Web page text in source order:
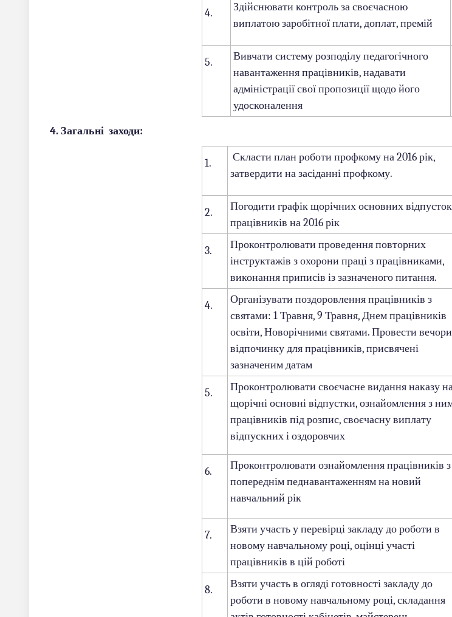
4.
Здійснювати контроль за своєчасною
виплатою заробітної плати, доплат, премій
5.
Вивчати систему розподілу педагогічного
навантаження працівників, надавати
адміністрації свої пропозиції щодо його
удосконалення
4. Загальні заходи:
1.
Скласти план роботи профкому на 2016 рік,
затвердити на засіданні профкому.
2.
Погодити графік щорічних основних відпусток
працівників на 2016 рік
3.
Проконтролювати проведення повторних
інструктажів з охорони праці з працівниками,
виконання приписів із зазначеного питання.
4.
Організувати поздоровлення працівників з
святами: 1 Травня, 9 Травня, Днем працівників
освіти, Новорічними святами. Провести вечори
відпочинку для працівників, присвячені
зазначеним датам
5.
Проконтролювати своєчасне видання наказу
щорічні основні відпустки, ознайомлення з
працівників під розпис, своєчасну виплату
відпускних і оздоровчих
6.
Проконтролювати ознайомлення працівників з
попереднім педнавантаженням на новий
навчальний рік
7.
Взяти участь у перевірці закладу до роботи в
новому навчальному році, оцінці участі
працівників в цій роботі
8.
Взяти участь в огляді готовності закладу до
роботи в новому навчальному році, складання